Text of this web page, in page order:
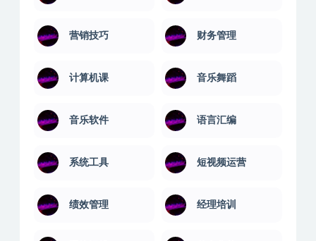
营销技巧 财务管理
计算机课 音乐舞蹈
音乐软件 语言汇编
系统工具 短视频运营
绩效管理 经理培训